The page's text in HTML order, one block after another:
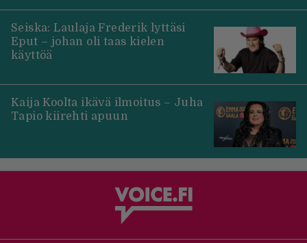
Seiska: Laulaja Frederik lyttäsi
Eput – johan oli taas kielen
käyttöä
Kaija Koolta ikävä ilmoitus – Juha
Tapio kiirehti apuun